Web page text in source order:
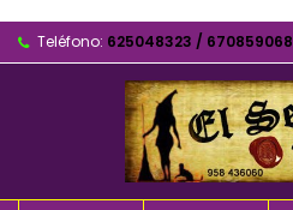
Teléfono: 625048323 / 670859068